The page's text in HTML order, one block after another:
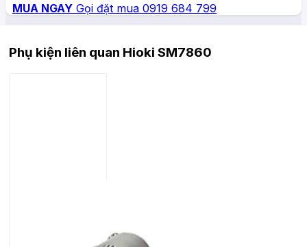
MUA NGAY Gọi đặt mua 0919 684 799
Phụ kiện liên quan Hioki SM7860